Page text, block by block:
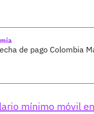
de pago Colombia
mínimo móvil